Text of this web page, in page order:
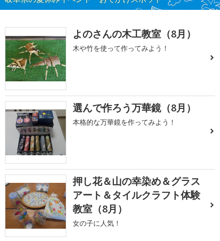
よのさんの木工教室（8月）
木や竹を使って作ってみよう！
選んで作ろう万華鏡（8月）
本格的な万華鏡を作ってみよう！
押し花＆山の幸染め＆グラス
アート＆タイルクラフト体験
教室（8月）
女の子に人気！